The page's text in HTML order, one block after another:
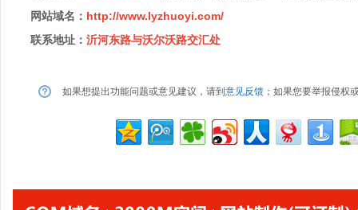
网站域名： http://www.lyzhuoyi.com/
联系地址： 沂河东路与沃尔沃路交汇处
如果想提出功能问题或意见建议，请到 意见反馈 ；如果您要举报侵权